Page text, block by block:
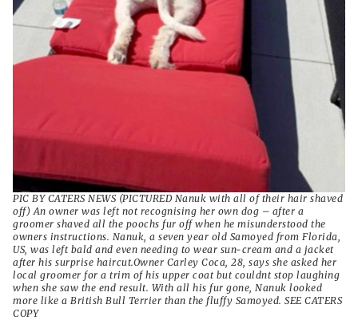
PIC BY CATERS NEWS (PICTURED Nanuk with all of their hair shaved
off) An owner was left not recognising her own dog – after a
groomer shaved all the poochs fur off when he misunderstood the
owners instructions. Nanuk, a seven year old Samoyed from Florida,
US, was left bald and even needing to wear sun-cream and a jacket
after his surprise haircut.Owner Carley Coca, 28, says she asked her
local groomer for a trim of his upper coat but couldnt stop laughing
when she saw the end result. With all his fur gone, Nanuk looked
more like a British Bull Terrier than the fluffy Samoyed. SEE CATERS
COPY